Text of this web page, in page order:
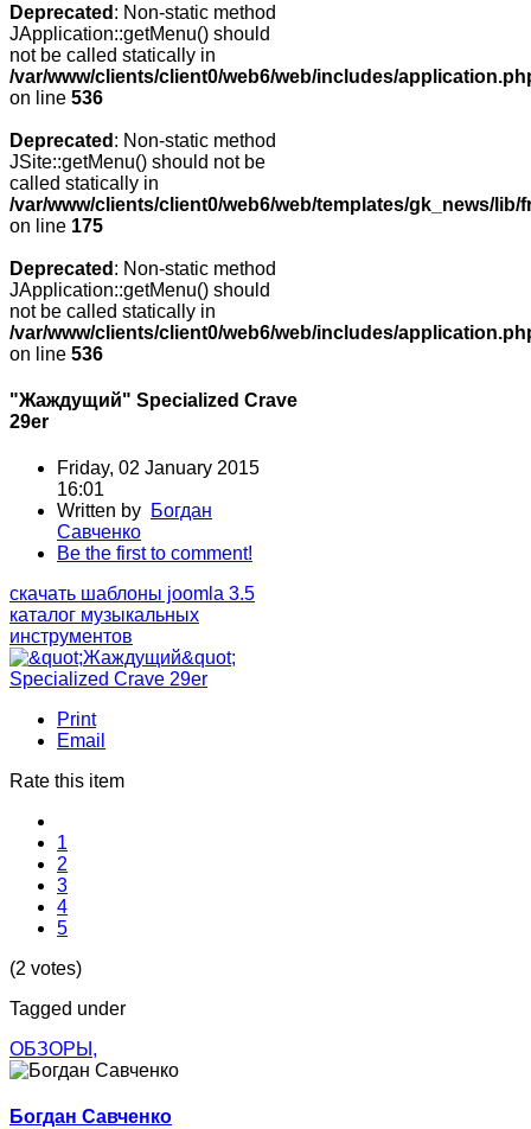
Deprecated : Non-static method
JApplication::getMenu() should
not be called statically in
/var/www/clients/client0/web6/web/includes/
on line 536
Deprecated : Non-static method
JSite::getMenu() should not be
called statically in
/var/www/clients/client0/web6/web/templates/gk_news/
on line 175
Deprecated : Non-static method
JApplication::getMenu() should
not be called statically in
/var/www/clients/client0/web6/web/includes/
on line 536
"Жаждущий" Specialized Crave
29er
Friday, 02 January 2015
16:01
Written by Богдан
Савченко
Be the first to comment!
скачать шаблоны joomla 3.5
каталог музыкальных
инструментов
Print
Email
Rate this item
1
2
3
4
5
(2 votes)
Tagged under
ОБЗОРЫ,
Богдан Савченко